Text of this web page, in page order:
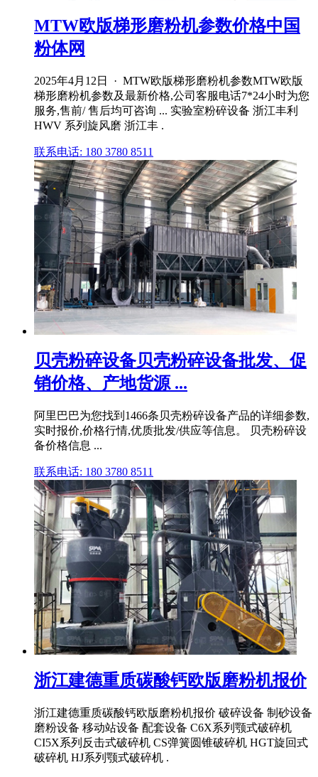
MTW欧版梯形磨粉机参数价格中国
粉体网
2025年4月12日 · MTW欧版梯形磨粉机参数MTW欧版
梯形磨粉机参数及最新价格,公司客服电话7*24小时为您
服务,售前/ 售后均可咨询 ... 实验室粉碎设备 浙江丰利
HWV 系列旋风磨 浙江丰 .
联系电话: 180 3780 8511
贝壳粉碎设备贝壳粉碎设备批发、促
销价格、产地货源 ...
阿里巴巴为您找到1466条贝壳粉碎设备产品的详细参数,
实时报价,价格行情,优质批发/供应等信息。 贝壳粉碎设
备价格信息 ...
联系电话: 180 3780 8511
浙江建德重质碳酸钙欧版磨粉机报价
浙江建德重质碳酸钙欧版磨粉机报价 破碎设备 制砂设备
磨粉设备 移动站设备 配套设备 C6X系列颚式破碎机
CI5X系列反击式破碎机 CS弹簧圆锥破碎机 HGT旋回式
破碎机 HJ系列颚式破碎机 .